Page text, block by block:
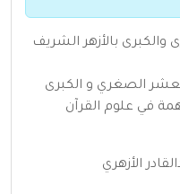
بالأزهر الشريف
العشر الصغري و الكبرى
في علوم القرآن
الأزهري